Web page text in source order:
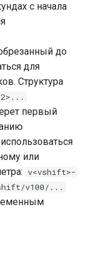
с начала
до
для
Структура
первый
или
v<vshift>-
v100/...